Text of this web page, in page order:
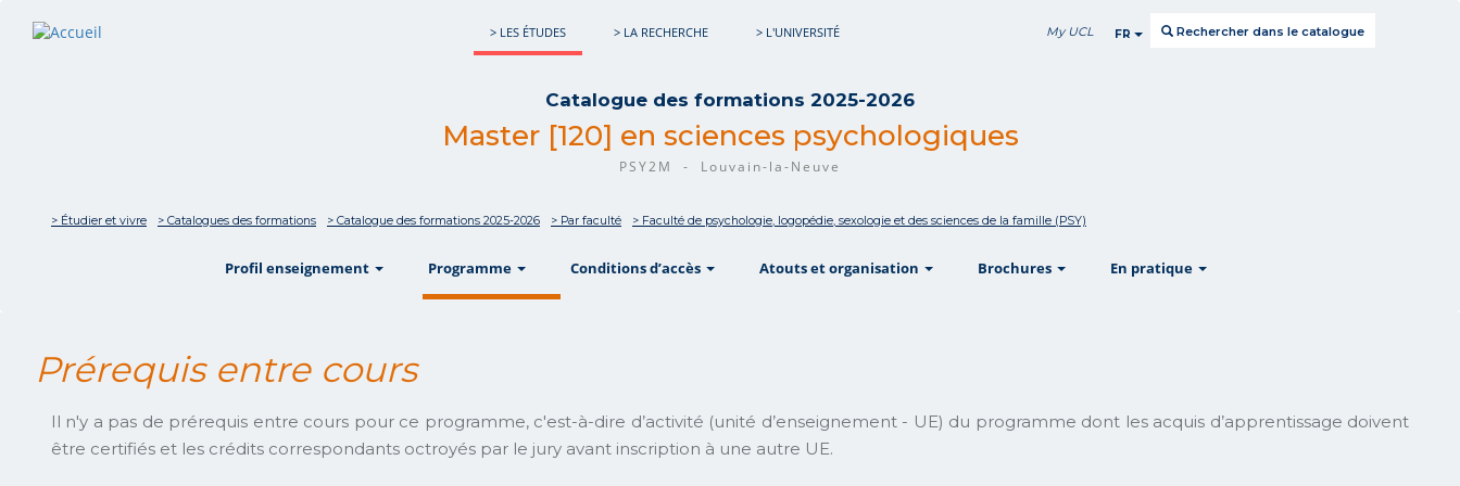
> LES ÉTUDES > LA RECHERCHE > L'UNIVERSITÉ My UCL FR Rechercher dans le catalogue
Catalogue des formations 2025-2026
Master [120] en sciences psychologiques
PSY2M - Louvain-la-Neuve
> Étudier et vivre > Catalogues des formations > Catalogue des formations 2025-2026 > Par faculté > Faculté de psychologie, logopédie, sexologie et des sciences de la famille (PSY)
Profil enseignement Programme showConditions d’accès showAtouts et organisation Brochures En pratique
Prérequis entre cours
Il n'y a pas de prérequis entre cours pour ce programme, c'est-à-dire d’activité (unité d’enseignement - UE) du programme dont les acquis d’apprentissage doivent
être certifiés et les crédits correspondants octroyés par le jury avant inscription à une autre UE.